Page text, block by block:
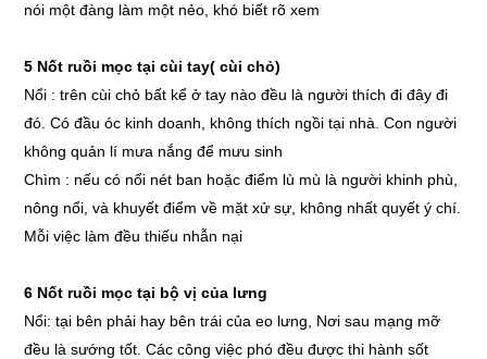
nói một đàng làm một nẻo, khó biết rõ xem
5 Nốt ruồi mọc tại cùi tay( cùi chỏ)
Nổi : trên cùi chỏ bất kể ở tay nào đều là người thích đi đây đi
đó. Có đầu óc kinh doanh, không thích ngồi tại nhà. Con người
không quản lí mưa nắng để mưu sinh
Chìm : nếu có nổi nét ban hoặc điểm lù mù là người khinh phù,
nông nổi, và khuyết điểm về mặt xử sự, không nhất quyết ý chí.
Mỗi việc làm đều thiếu nhẫn nại
6 Nốt ruồi mọc tại bộ vị của lưng
Nổi: tại bên phải hay bên trái của eo lưng, Nơi sau mạng mỡ
đều là sướng tốt. Các công việc phó đều được thi hành sốt